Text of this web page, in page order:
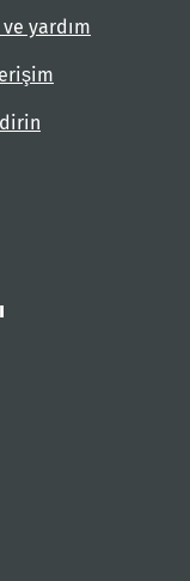
ve yardım